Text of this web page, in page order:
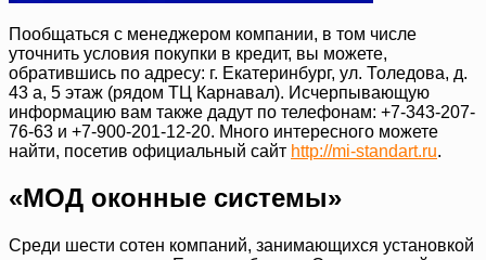
Пообщаться с менеджером компании, в том числе
уточнить условия покупки в кредит, вы можете,
обратившись по адресу: г. Екатеринбург, ул. Толедова, д.
43 а, 5 этаж (рядом ТЦ Карнавал). Исчерпывающую
информацию вам также дадут по телефонам: +7-343-207-
76-63 и +7-900-201-12-20. Много интересного можете
найти, посетив официальный сайт http://mi-standart.ru.
«МОД оконные системы»
Среди шести сотен компаний, занимающихся установкой